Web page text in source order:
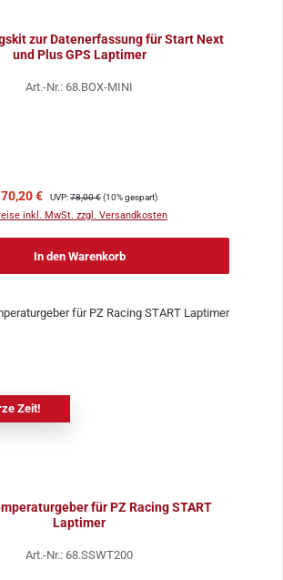
zur Datenerfassung für Start Next
und Plus GPS Laptimer
Art.-Nr.: 68.BOX-MINI
Verkaufspreis:
70,20 € Regulärer Preis:
UVP:78,00 €(10% gespart)
inkl. MwSt. zzgl. Versandkosten
In den Warenkorb
Zeit!
für PZ Racing START
Laptimer
Art.-Nr.: 68.SSWT200